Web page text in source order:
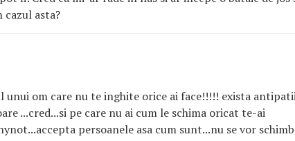
cazul asta?
unui om care nu te inghite orice ai face!!!!! exista
...cred...si pe care nu ai cum le schima oricat te-ai
persoanele asa cum sunt...nu se vor